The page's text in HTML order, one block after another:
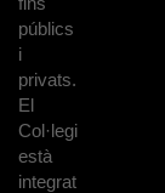
públics
i
privats.
El
Col·legi
està
integrat